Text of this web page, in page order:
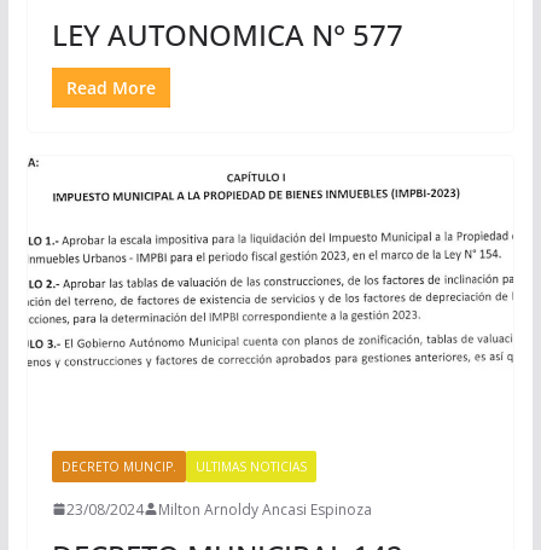
LEY AUTONOMICA N° 577
Read More
DECRETO MUNCIP. ULTIMAS NOTICIAS
23/08/2024 Milton Arnoldy Ancasi Espinoza